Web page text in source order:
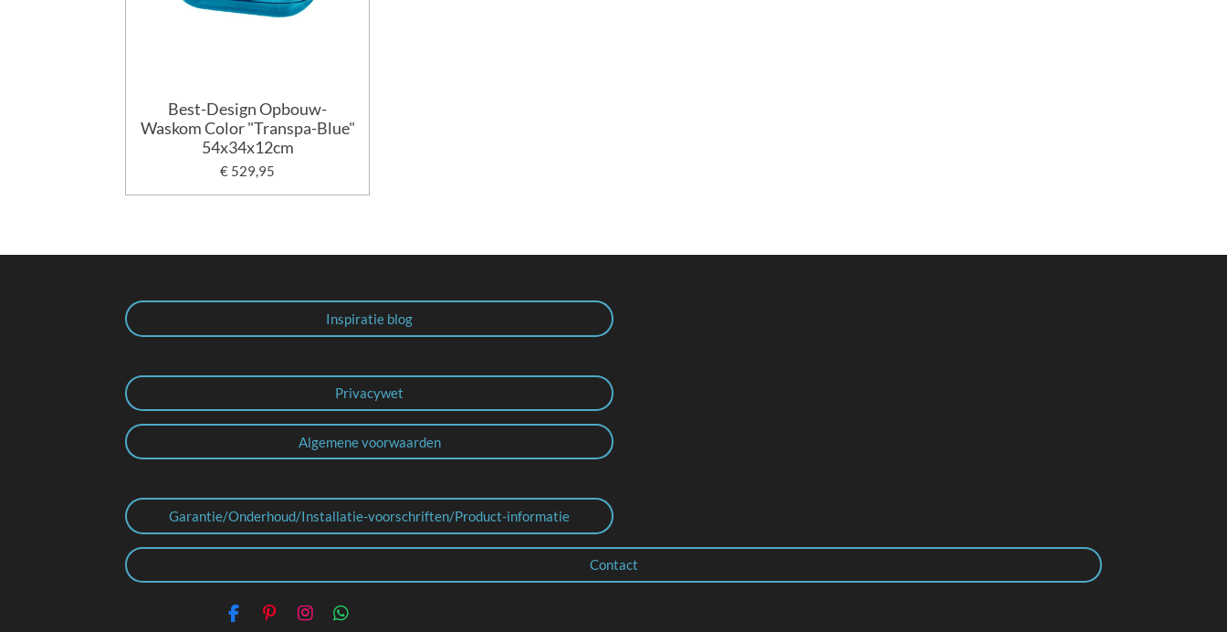
Best-Design Opbouw-
Waskom Color "Transpa-Blue"
54x34x12cm
€ 529,95
Inspiratie blog
Privacywet
Algemene voorwaarden
Garantie/Onderhoud/Installatie-voorschriften/Product-informatie
Contact
F
P
I
W